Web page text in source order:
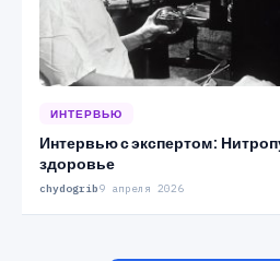
ИНТЕРВЬЮ
Интервью с экспертом:
здоровье
chydogrib9 апреля 2026